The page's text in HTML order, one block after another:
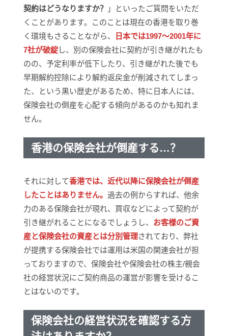
契約はどうなりますか？
」といったご質問をいただ
くことがあります。このことは現在の香港を取り巻
く環境もさることながら、
日本では1997～2001年に
7社が破綻し、別の保険会社に契約が引き継がれたも
のの、予定利率が低下したり、引き継がれた後でも
早期解約控除により解約返戻金が削減されてしまっ
た、という黒い歴史があるため、特に日本人には、
保険会社の倒産を心配する傾向があるのかも知れま
せん。
香港の保険会社が倒産する…？
それに対して香港では、近代以降に保険会社が倒産
したことはありません。 過去の例からすれば、他余
力のある保険会社が現れ、買収などによって契約が
引き継がれることになるでしょうし、 お客様のご資
産と保険会社の資産とは分別管理されており、弊社
が提携する保険会社では運用は米国の関連会社が担
っておりますので、保険会社や保険会社の株主/親会
社の経営状況にご契約商品の運営が影響を受けるこ
とはないのです。
保険会社の経営状況を確認する方